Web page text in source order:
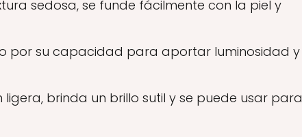
sedosa, se funde fácilmente con la piel y
por su capacidad para aportar luminosidad y
brinda un brillo sutil y se puede usar para